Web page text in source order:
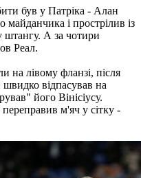
був у Патріка - Алан
і прострілив із
штангу. А за чотири
Реал.
на лівому фланзі, після
відпасував на
його Вінісіусу.
переправив м'яч у сітку -